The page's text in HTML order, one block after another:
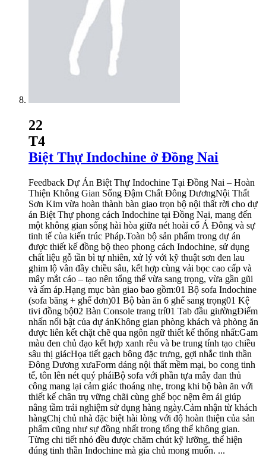
22
T4
Biệt Thự Indochine ở Đồng Nai
Feedback Dự Án Biệt Thự Indochine Tại Đồng Nai – Hoàn
Thiện Không Gian Sống Đậm Chất Đông DươngNội Thất
Sơn Kim vừa hoàn thành bàn giao trọn bộ nội thất rời cho dự
án Biệt Thự phong cách Indochine tại Đồng Nai, mang đến
một không gian sống hài hòa giữa nét hoài cổ Á Đông và sự
tinh tế của kiến trúc Pháp.Toàn bộ sản phẩm trong dự án
được thiết kế đồng bộ theo phong cách Indochine, sử dụng
chất liệu gỗ tần bì tự nhiên, xử lý với kỹ thuật sơn đen lau
ghim lộ vân đầy chiều sâu, kết hợp cùng vải bọc cao cấp và
mây mắt cáo – tạo nên tổng thể vừa sang trọng, vừa gần gũi
và ấm áp.Hạng mục bàn giao bao gồm:01 Bộ sofa Indochine
(sofa băng + ghế đơn)01 Bộ bàn ăn 6 ghế sang trọng01 Kệ
tivi đồng bộ02 Bàn Console trang trí01 Tab đầu giườngĐiểm
nhấn nổi bật của dự ánKhông gian phòng khách và phòng ăn
được liên kết chặt chẽ qua ngôn ngữ thiết kế thống nhất:Gam
màu đen chủ đạo kết hợp xanh rêu và be trung tính tạo chiều
sâu thị giácHọa tiết gạch bông đặc trưng, gợi nhắc tinh thần
Đông Dương xưaForm dáng nội thất mềm mại, bo cong tinh
tế, tôn lên nét quý pháiBộ sofa với phần tựa mây đan thủ
công mang lại cảm giác thoáng nhẹ, trong khi bộ bàn ăn với
thiết kế chân trụ vững chãi cùng ghế bọc nệm êm ái giúp
nâng tầm trải nghiệm sử dụng hàng ngày.Cảm nhận từ khách
hàngChị chủ nhà đặc biệt hài lòng với độ hoàn thiện của sản
phẩm cũng như sự đồng nhất trong tổng thể không gian.
Từng chi tiết nhỏ đều được chăm chút kỹ lưỡng, thể hiện
đúng tinh thần Indochine mà gia chủ mong muốn. ...